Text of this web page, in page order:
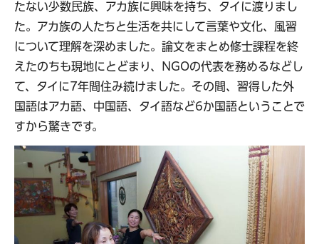
たない少数民族、アカ族に興味を持ち、タイに渡りまし
た。アカ族の人たちと生活を共にして言葉や文化、風習
について理解を深めました。論文をまとめ修士課程を終
えたのちも現地にとどまり、NGOの代表を務めるなどし
て、タイに7年間住み続けました。その間、習得した外
国語はアカ語、中国語、タイ語など6か国語ということで
すから驚きです。